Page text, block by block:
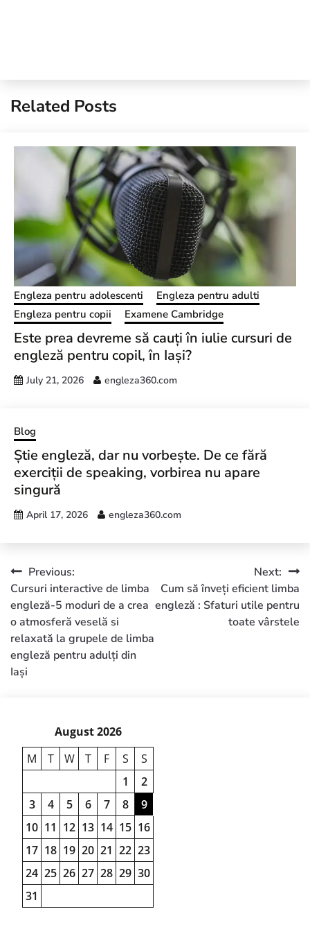
Related Posts
Engleza pentru adolescenti
Engleza pentru adulti
Engleza pentru copii
Examene Cambridge
Este prea devreme să cauți în iulie cursuri de
engleză pentru copil, în Iași?
July 21, 2026 engleza360.com
Blog
Știe engleză, dar nu vorbește. De ce fără
exerciții de speaking, vorbirea nu apare
singură
April 17, 2026 engleza360.com
Previous:
Cursuri interactive de limba
engleză-5 moduri de a crea
o atmosferă veselă si
relaxată la grupele de limba
engleză pentru adulți din
Iași
Next:
Cum să înveți eficient limba
engleză : Sfaturi utile pentru
toate vârstele
August 2026
M
T W T F S
S
1
2
3
4 5 6 7 8
9
10 11 12 13 14 15 16
17 18 19 20 21 22 23
24 25 26 27 28 29 30
31